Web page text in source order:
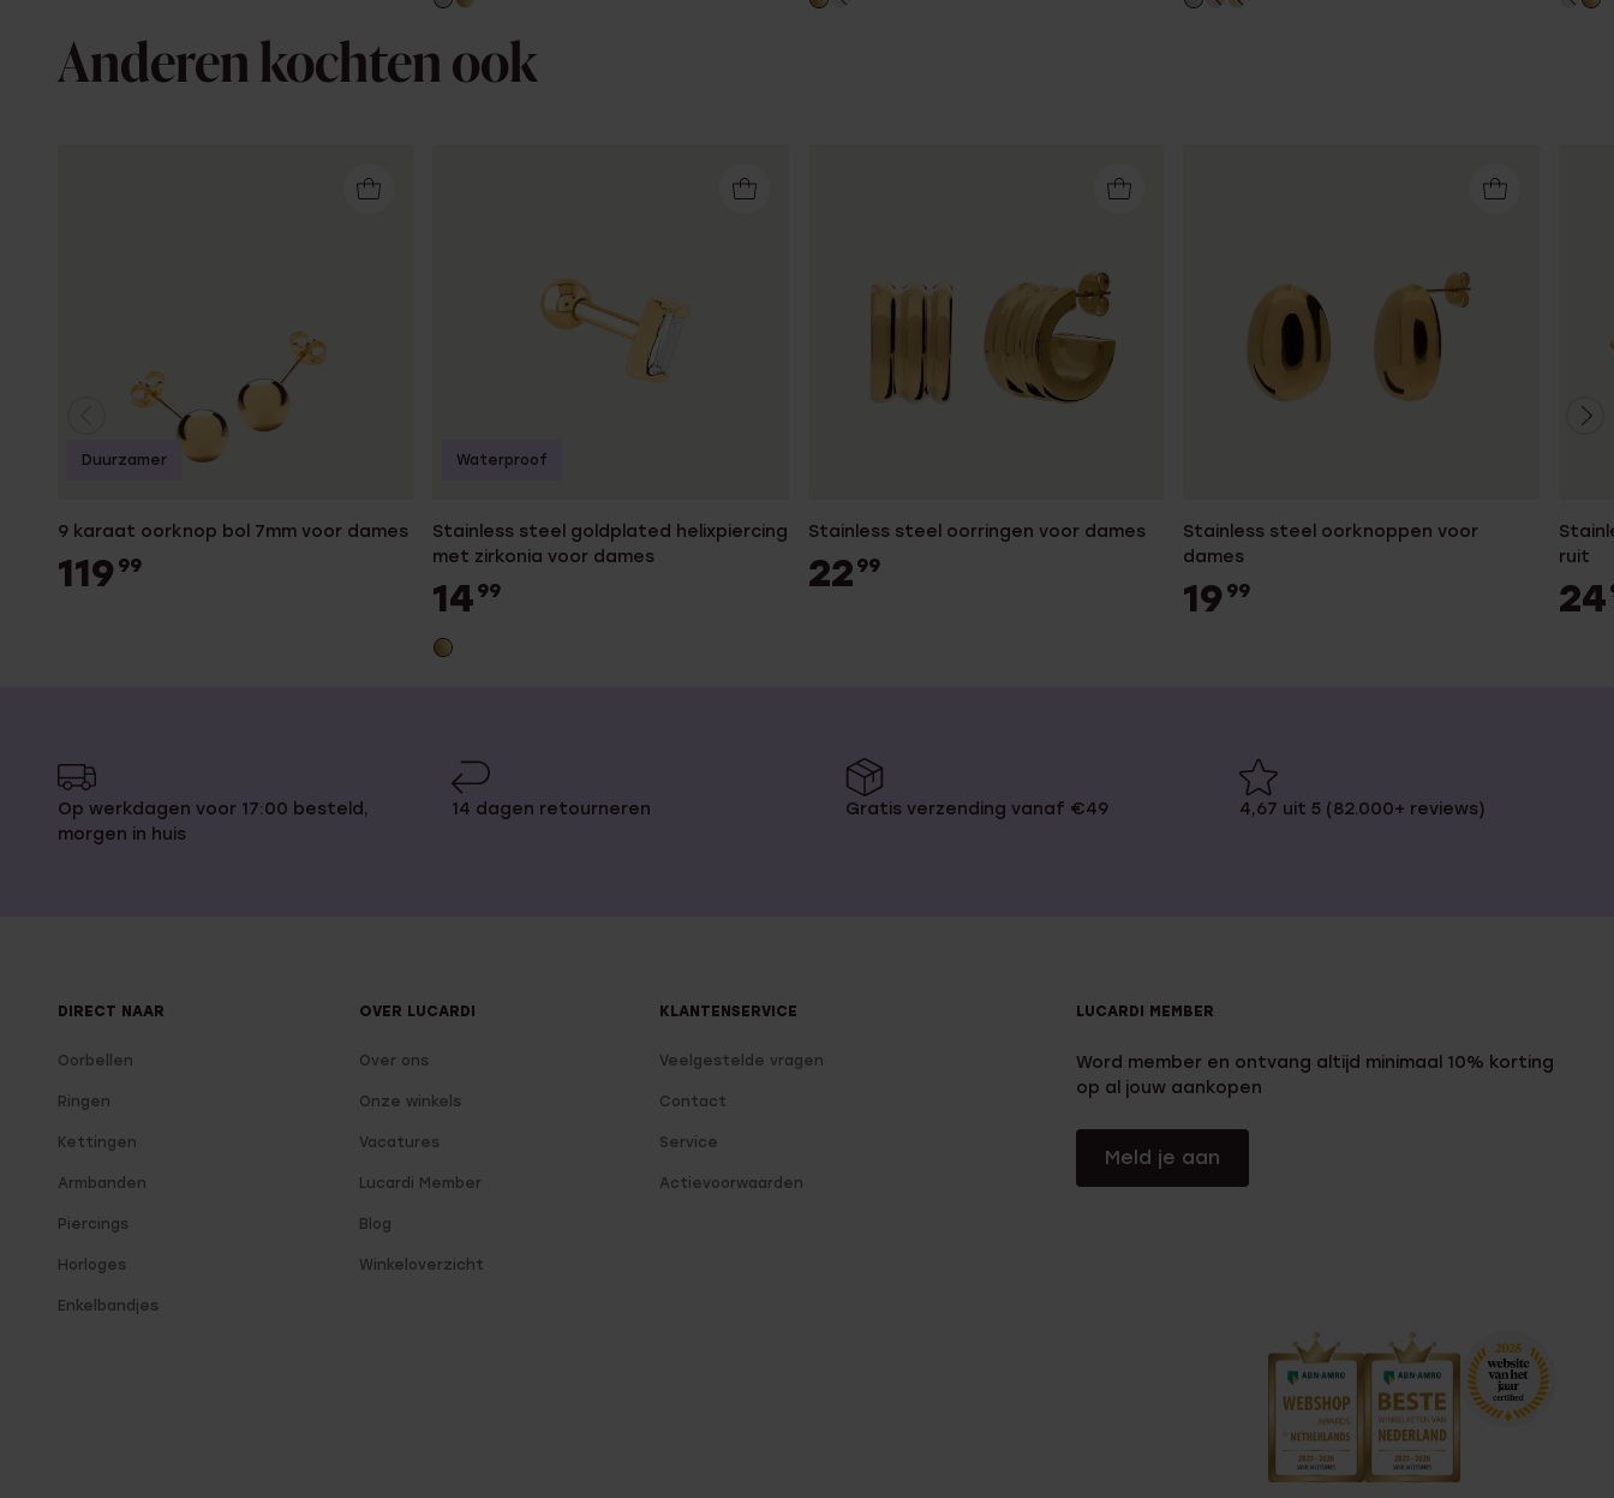
Anderen kochten ook
9 karaat oorknop bol 7mm voor dames
119 99
Duurzamer
Stainless steel goldplated helixpiercing
met zirkonia voor dames
14 99
Waterproof
Stainless steel oorringen voor dames
22 99
Stainless steel oorknoppen voor
dames
19 99
ruit
24
Op werkdagen voor 17:00 besteld,
morgen in huis
14 dagen retourneren Gratis verzending vanaf €49 4,67 uit 5 (82.000+ reviews)
DIRECT NAAR
Oorbellen
Ringen
Kettingen
Armbanden
Piercings
Horloges
Enkelbandjes
OVER LUCARDI
Over ons
Onze winkels
Vacatures
Lucardi Member
Blog
Winkeloverzicht
KLANTENSERVICE
Veelgestelde vragen
Contact
Service
Actievoorwaarden
LUCARDI MEMBER
Word member en ontvang altijd minimaal 10% korting
op al jouw aankopen
Meld je aan